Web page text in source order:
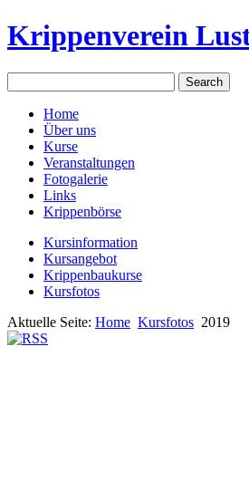
Krippenverein
Home
Über uns
Kurse
Veranstaltungen
Fotogalerie
Links
Krippenbörse
Kursinformation
Kursangebot
Krippenbaukurse
Kursfotos
Aktuelle Seite: Home Kursfotos 2019